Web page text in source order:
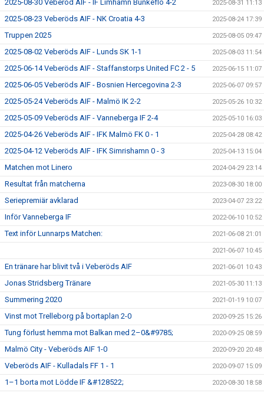
2025-08-30 Veberöd AIF - IF Limhamn Bunkeflo 4-2 2025-08-31 11:13
2025-08-23 Veberöds AIF - NK Croatia 4-3 2025-08-24 17:39
Truppen 2025 2025-08-05 09:47
2025-08-02 Veberöds AIF - Lunds SK 1-1 2025-08-03 11:54
2025-06-14 Veberöds AIF - Staffanstorps United FC 2 - 5 2025-06-15 11:07
2025-06-05 Veberöds AIF - Bosnien Hercegovina 2-3 2025-06-07 09:57
2025-05-24 Veberöds AIF - Malmö IK 2-2 2025-05-26 10:32
2025-05-09 Veberöds AIF - Vanneberga IF 2-4 2025-05-10 16:03
2025-04-26 Veberöds AIF - IFK Malmö FK 0 - 1 2025-04-28 08:42
2025-04-12 Veberöds AIF - IFK Simrishamn 0 - 3 2025-04-13 15:04
Matchen mot Linero 2024-04-29 23:14
Resultat från matcherna 2023-08-30 18:00
Seriepremiär avklarad 2023-04-07 23:22
Inför Vanneberga IF 2022-06-10 10:52
Text inför Lunnarps Matchen: 2021-06-08 21:01
2021-06-07 10:45
En tränare har blivit två i Veberöds AIF 2021-06-01 10:43
Jonas Stridsberg Tränare 2021-05-30 11:13
Summering 2020 2021-01-19 10:07
Vinst mot Trelleborg på bortaplan 2-0 2020-09-25 15:26
Tung förlust hemma mot Balkan med 2–0&#9785; 2020-09-25 08:59
Malmö City - Veberöds AIF 1-0 2020-09-20 20:48
Veberöds AIF - Kulladals FF 1 - 1 2020-09-07 15:09
1–1 borta mot Lödde IF &#128522; 2020-08-30 18:58